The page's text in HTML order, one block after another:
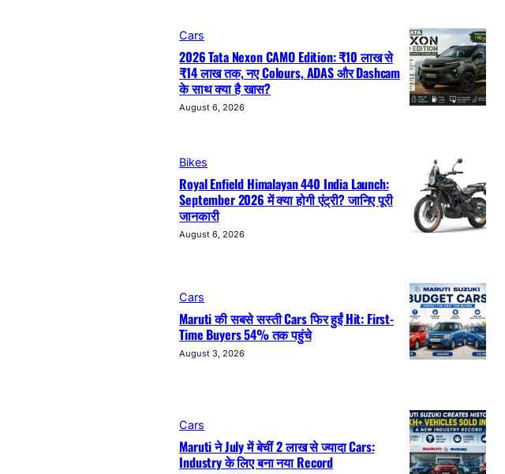
Cars
2026 Tata Nexon CAMO Edition: ₹10 लाख से
₹14 लाख तक, नए Colours, ADAS और Dashcam
के साथ क्या है खास?
August 6, 2026
Bikes
Royal Enfield Himalayan 440 India Launch:
September 2026 में क्या होगी एंट्री? जानिए पूरी
जानकारी
August 6, 2026
Cars
Maruti की सबसे सस्ती Cars फिर हुईं Hit: First-
Time Buyers 54% तक पहुंचे
August 3, 2026
Cars
Maruti ने July में बेचीं 2 लाख से ज्यादा Cars:
Industry के लिए बना नया Record